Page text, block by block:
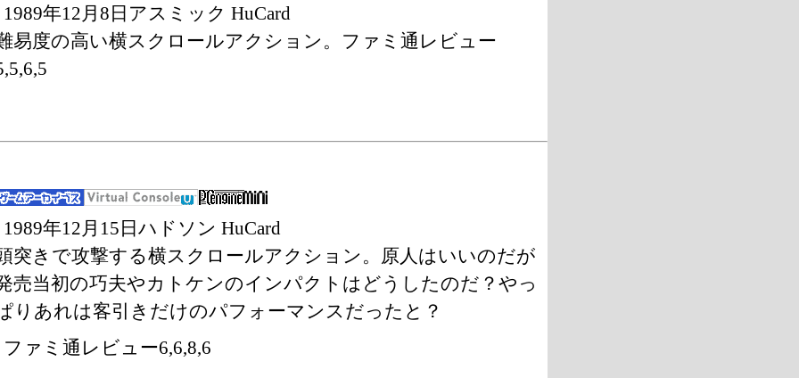
1989年12月8日アスミック HuCard
易度の高い横スクロールアクション。ファミ通レビュー
1989年12月15日ハドソン HuCard
突きで攻撃する横スクロールアクション。原人はいいのだが
売当初の巧夫やカトケンのインパクトはどうしたのだ？やっ
りあれは客引きだけのパフォーマンスだったと？
ファミ通レビュー6,6,8,6